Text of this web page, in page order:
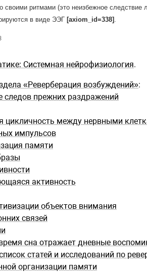
своими ритмами (это неизбежное следствие
в виде ЭЭГ [axiom_id=338] .
Системная нейрофизиология.
«Реверберация возбуждений»:
следов прежних раздражений
цикличность между нервными
импульсов
памяти
активность
объектов внимания
связей
сна отражает дневные
статей и исследований по
организации памяти